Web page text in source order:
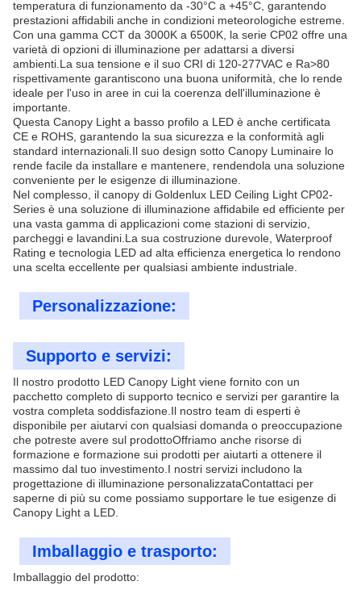
temperatura di funzionamento da -30°C a +45°C, garantendo
prestazioni affidabili anche in condizioni meteorologiche estreme.
Con una gamma CCT da 3000K a 6500K, la serie CP02 offre una
varietà di opzioni di illuminazione per adattarsi a diversi
ambienti.La sua tensione e il suo CRI di 120-277VAC e Ra>80
rispettivamente garantiscono una buona uniformità, che lo rende
ideale per l'uso in aree in cui la coerenza dell'illuminazione è
importante.
Questa Canopy Light a basso profilo a LED è anche certificata
CE e ROHS, garantendo la sua sicurezza e la conformità agli
standard internazionali.Il suo design sotto Canopy Luminaire lo
rende facile da installare e mantenere, rendendola una soluzione
conveniente per le esigenze di illuminazione.
Nel complesso, il canopy di Goldenlux LED Ceiling Light CP02-
Series è una soluzione di illuminazione affidabile ed efficiente per
una vasta gamma di applicazioni come stazioni di servizio,
parcheggi e lavandini.La sua costruzione durevole, Waterproof
Rating e tecnologia LED ad alta efficienza energetica lo rendono
una scelta eccellente per qualsiasi ambiente industriale.
Personalizzazione:
Supporto e servizi:
Il nostro prodotto LED Canopy Light viene fornito con un
pacchetto completo di supporto tecnico e servizi per garantire la
vostra completa soddisfazione.Il nostro team di esperti è
disponibile per aiutarvi con qualsiasi domanda o preoccupazione
che potreste avere sul prodottoOffriamo anche risorse di
formazione e formazione sui prodotti per aiutarti a ottenere il
massimo dal tuo investimento.I nostri servizi includono la
progettazione di illuminazione personalizzataContattaci per
saperne di più su come possiamo supportare le tue esigenze di
Canopy Light a LED.
Imballaggio e trasporto:
Imballaggio del prodotto: